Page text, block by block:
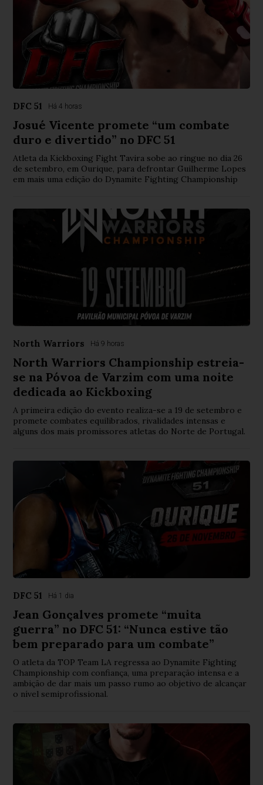
DFC 51 Há 4 horas
Josué Vicente promete “um combate
duro e divertido” no DFC 51
Atleta da Kickboxing Fight Tavira sobe ao ringue no dia 26
de setembro, em Ourique, para defrontar Guilherme Lopes
em mais uma edição do Dynamite Fighting Championship
North Warriors Há 9 horas
North Warriors Championship estreia-
se na Póvoa de Varzim com uma noite
dedicada ao Kickboxing
A primeira edição do evento realiza-se a 19 de setembro e
promete combates equilibrados, rivalidades intensas e
alguns dos mais promissores atletas do Norte de Portugal.
DFC 51 Há 1 dia
Jean Gonçalves promete “muita
guerra” no DFC 51: “Nunca estive tão
bem preparado para um combate”
O atleta da TOP Team LA regressa ao Dynamite Fighting
Championship com confiança, uma preparação intensa e a
ambição de dar mais um passo rumo ao objetivo de alcançar
o nível semiprofissional.